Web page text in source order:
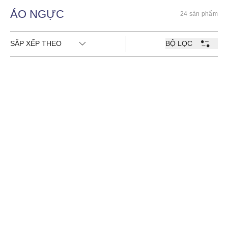
ÁO NGỰC 24 sản phẩm
SẮP XẾP THEO BỘ LỌC